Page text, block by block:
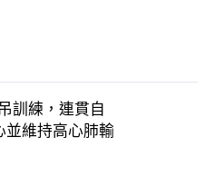
訓練，連貫自
並維持高心肺輸